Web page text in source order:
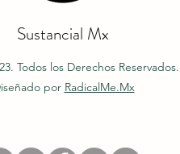
Sustancial Mx
Todos los Derechos Reservados.
por RadicalMe.Mx